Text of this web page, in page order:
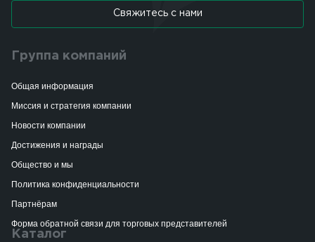
Свяжитесь с нами
Группа компаний
Общая информация
Миссия и стратегия компании
Новости компании
Достижения и награды
Общество и мы
Политика конфиденциальности
Партнёрам
Форма обратной связи для торговых представителей
Каталог